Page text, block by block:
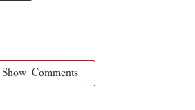
Show Comments